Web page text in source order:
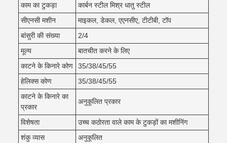
काम का टुकड़ा
कार्बन स्टील मिश्र धातु स्टील
सीएनसी मशीन
माइकल, डेकल, एएनसीए, टीटीबी, टॉप
बांसुरी की संख्या
2/4
मूल्य
बातचीत करने के लिए
काटने के किनारे कोण
35/38/45/55
हेलिक्स कोण
35/38/45/55
काटने के किनारे का
प्रकार
अनुकूलित प्रकार
विशेषता
उच्च कठोरता वाले काम के टुकड़ों का मशीनिंग
शंकु व्यास
अनुकूलित